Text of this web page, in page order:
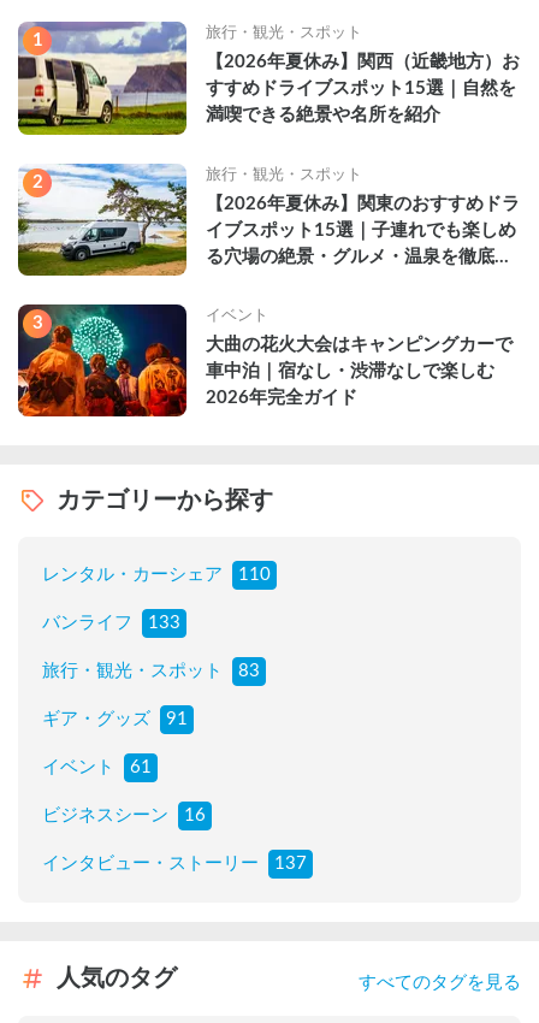
1 旅行・観光・スポット
【2026年夏休み】関西（近畿地方）お
すすめドライブスポット15選｜自然を
満喫できる絶景や名所を紹介
2 旅行・観光・スポット
【2026年夏休み】関東のおすすめドラ
イブスポット15選｜子連れでも楽しめ
る穴場の絶景・グルメ・温泉を徹底解
3 イベント
大曲の花火大会はキャンピングカーで
車中泊｜宿なし・渋滞なしで楽しむ
2026年完全ガイド
カテゴリーから探す
レンタル・カーシェア 110
バンライフ 133
旅行・観光・スポット 83
ギア・グッズ 91
イベント 61
ビジネスシーン 16
インタビュー・ストーリー 137
人気のタグ すべてのタグを見る